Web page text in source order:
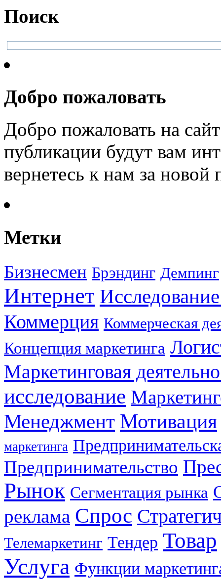
Поиск
Добро пожаловать
Добро пожаловать на
публикации будут вам
вернетесь к нам за
Метки
Бизнесмен Брэндинг Демпинг
Интернет
Коммерция Коммерческая
Концепция маркетинга
Маркетинговая
исследование
Менеджмент Мотивация
маркетинга
Предпринимательство
Рынок Сегментация рынка
реклама Спрос
Телемаркетинг Тендер Товар
Услуга Функции